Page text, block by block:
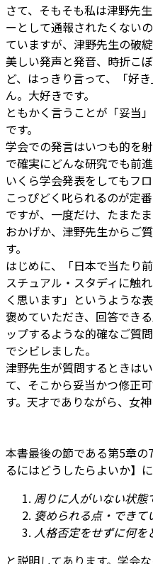
さて、そもそも私は津野先
ーとして通報されたくない
ていますが、津野先生の破
美しい発声と発音、時折こ
ど、はっきり言って、「好
ん。大好きです。
ともかく言うことが「妥当
です。
学会での発言はいつも的を
で確実にどんな研究でも前進
いくら学会発表をしてもフ
こっぴどく叱られるのが定
ですが、一度だけ、たまた
おかげか、津野先生からご
す。
はじめに、「日本で当たり
スチュアル・スタディに触
く思います」というような
褒めていただき、回答でき
ップするような的確なご質
でシビレました。
津野先生が質問するときは
て、そこから妥当かつ修正
す。天才でありながら、女神
本書最後の節である第5章
るにはどうしたらよいか】に
周りに人がいない状態
褒められる点・できて
人格否定をせずに何を
と説明してあります。学会